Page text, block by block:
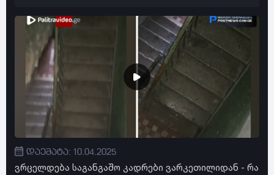
დაემატა: 10.04.2025
ვრცელდება საგანგაშო კადრები ვარკეთილიდან - რა